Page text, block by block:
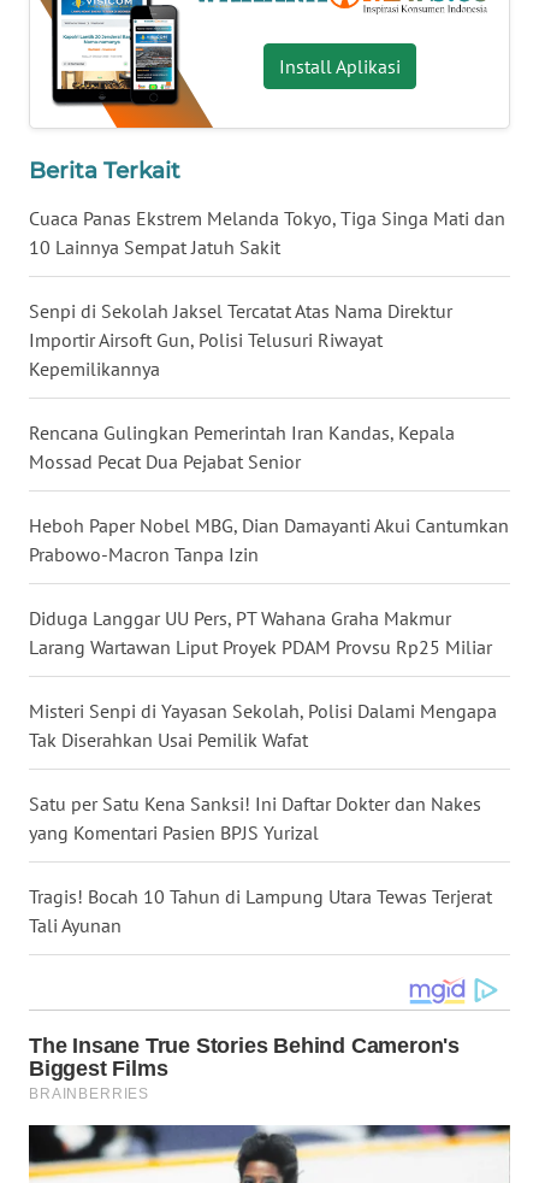
Install Aplikasi
Berita Terkait
Cuaca Panas Ekstrem Melanda Tokyo, Tiga Singa Mati dan
10 Lainnya Sempat Jatuh Sakit
Senpi di Sekolah Jaksel Tercatat Atas Nama Direktur
Importir Airsoft Gun, Polisi Telusuri Riwayat
Kepemilikannya
Rencana Gulingkan Pemerintah Iran Kandas, Kepala
Mossad Pecat Dua Pejabat Senior
Heboh Paper Nobel MBG, Dian Damayanti Akui Cantumkan
Prabowo-Macron Tanpa Izin
Diduga Langgar UU Pers, PT Wahana Graha Makmur
Larang Wartawan Liput Proyek PDAM Provsu Rp25 Miliar
Misteri Senpi di Yayasan Sekolah, Polisi Dalami Mengapa
Tak Diserahkan Usai Pemilik Wafat
Satu per Satu Kena Sanksi! Ini Daftar Dokter dan Nakes
yang Komentari Pasien BPJS Yurizal
Tragis! Bocah 10 Tahun di Lampung Utara Tewas Terjerat
Tali Ayunan
WN
NUSANTARA
BALI
WN
WN
KALTARA
WN
KALSEL
WN
KALTIM
WN
SULSEL
WN
WN
SULUT
WN
MALUKU